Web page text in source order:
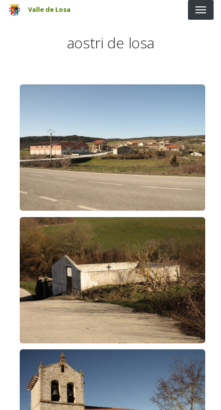
Pasar al contenido principal
Valle de Losa
aostri de losa